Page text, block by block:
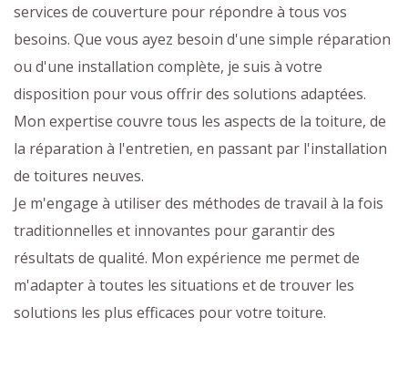
services de couverture pour répondre à tous vos
besoins. Que vous ayez besoin d'une simple réparation
ou d'une installation complète, je suis à votre
disposition pour vous offrir des solutions adaptées.
Mon expertise couvre tous les aspects de la toiture, de
la réparation à l'entretien, en passant par l'installation
de toitures neuves.
Je m'engage à utiliser des méthodes de travail à la fois
traditionnelles et innovantes pour garantir des
résultats de qualité. Mon expérience me permet de
m'adapter à toutes les situations et de trouver les
solutions les plus efficaces pour votre toiture.